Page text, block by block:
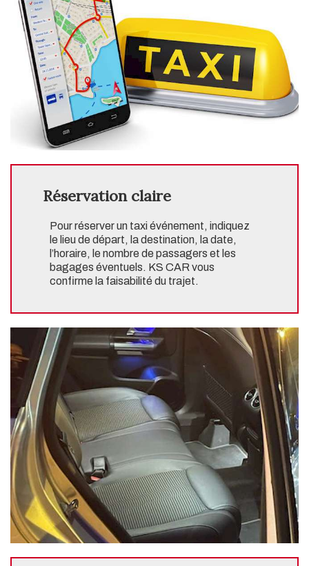
Réservation claire
Pour réserver un taxi événement, indiquez
le lieu de départ, la destination, la date,
l’horaire, le nombre de passagers et les
bagages éventuels. KS CAR vous
confirme la faisabilité du trajet.